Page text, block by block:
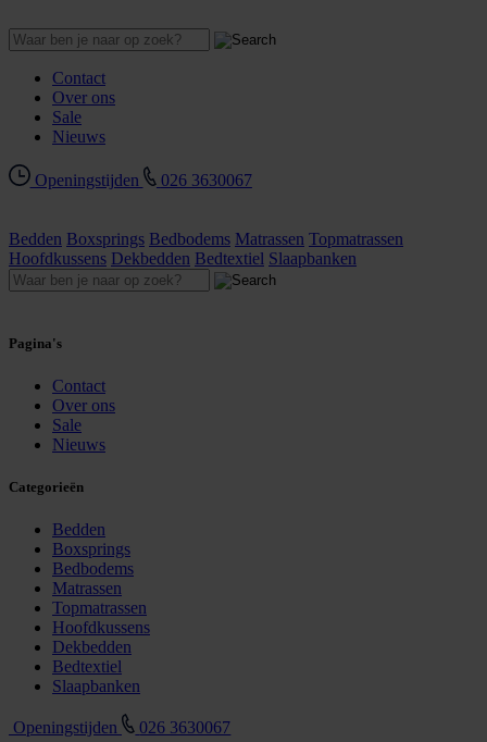
Contact
Over ons
Sale
Nieuws
Openingstijden 026 3630067
Bedden Boxsprings Bedbodems Matrassen Topmatrassen
Hoofdkussens Dekbedden Bedtextiel Slaapbanken
Pagina's
Contact
Over ons
Sale
Nieuws
Categorieën
Bedden
Boxsprings
Bedbodems
Matrassen
Topmatrassen
Hoofdkussens
Dekbedden
Bedtextiel
Slaapbanken
Openingstijden 026 3630067